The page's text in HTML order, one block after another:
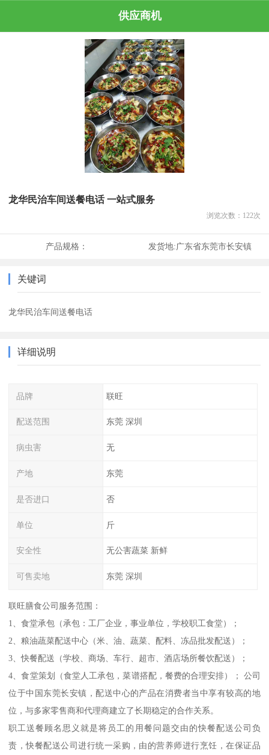
供应商机
龙华民治车间送餐电话 一站式服务
浏览次数： 122次
产品规格： 发货地:广东省东莞市长安镇
关键词
龙华民治车间送餐电话
详细说明
品牌 联旺
配送范围 东莞 深圳
病虫害 无
产地 东莞
是否进口 否
单位 斤
安全性 无公害蔬菜 新鲜
可售卖地 东莞 深圳
联旺膳食公司服务范围：
1、食堂承包（承包：工厂企业，事业单位，学校职工食堂）；
2、粮油蔬菜配送中心（米、油、蔬菜、配料、冻品批发配送）；
3、快餐配送（学校、商场、车行、超市、酒店场所餐饮配送）；
4、食堂策划（食堂人工承包，菜谱搭配，餐费的合理安排）； 公司
位于中国东莞长安镇，配送中心的产品在消费者当中享有较高的地
位，与多家零售商和代理商建立了长期稳定的合作关系。
职工送餐顾名思义就是将员工的用餐问题交由的快餐配送公司负
责，快餐配送公司进行统一采购，由的营养师进行烹饪，在保证品